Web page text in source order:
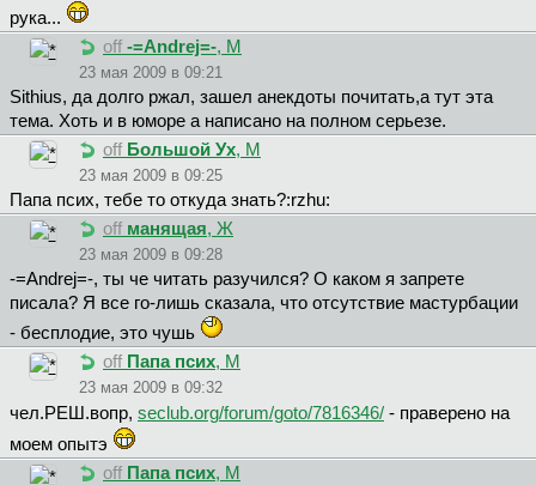
рука...
off -=Andrej=-, М
23 мая 2009 в 09:21
Sithius, да долго ржал, зашел анекдоты почитать,а тут эта
тема. Хоть и в юморе а написано на полном серьезе.
off Большой Ух, М
23 мая 2009 в 09:25
Пaпa пcиx, тебе то откуда знать?:rzhu:
off манящая, Ж
23 мая 2009 в 09:28
-=Andrej=-, ты че читать разучился? О каком я запрете
писала? Я все го-лишь сказала, что отсутствие мастурбации
- бесплодие, это чушь
off Пaпa пcиx, М
23 мая 2009 в 09:32
чeл.PEШ.вoпp, seclub.org/forum/goto/7816346/ - праверено на
моем опытэ
off Пaпa пcиx, М